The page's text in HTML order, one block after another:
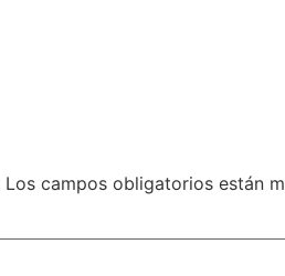
Los campos obligatorios están